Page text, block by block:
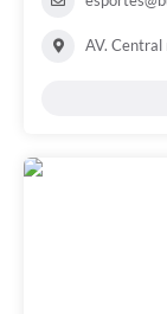
AV. Central